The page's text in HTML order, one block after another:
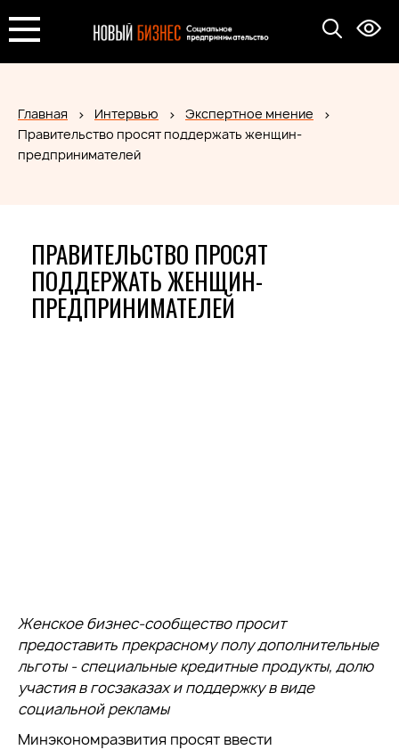
Главная Интервью
Экспертное мнение
Правительство просят поддержать женщин-
предпринимателей
ПРАВИТЕЛЬСТВО ПРОСЯТ
ПОДДЕРЖАТЬ ЖЕНЩИН-
ПРЕДПРИНИМАТЕЛЕЙ
Женское бизнес-сообщество просит
предоставить прекрасному полу дополнительные
льготы - специальные кредитные продукты, долю
участия в госзаказах и поддержку в виде
социальной рекламы
Минэкономразвития просят ввести